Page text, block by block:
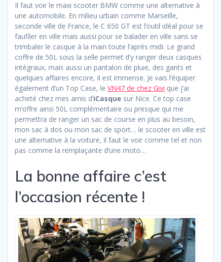
Il faut voir le maxi scooter BMW comme une alternative à
une automobile. En milieu urbain comme Marseille,
seconde ville de France, le C 650 GT est l’outil idéal pour se
faufiler en ville mais aussi pour se balader en ville sans se
trimbaler le casque à la main toute l’après midi. Le grand
coffre de 50L sous la selle permet d’y ranger deux casques
intégraux, mais aussi un pantalon de pluie, des gants et
quelques affaires encore, il est immense. Je vais l’équiper
également d’un Top Case, le VN47 de chez Givi que j’ai
acheté chez mes amis d’iCasque sur Nice. Ce top case
m’offre ainsi 50L complémentaire ou presque qui me
permettra de ranger un sac de course en plus au besoin,
mon sac à dos ou mon sac de sport… le scooter en ville est
une alternative à la voiture, il faut le voir comme tel et non
pas comme la remplaçante d’une moto…
La bonne affaire c’est
l’occasion récente !